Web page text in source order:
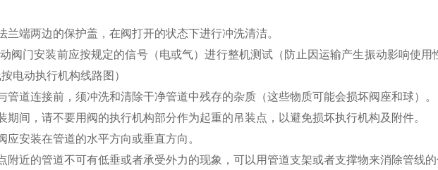
兰端两边的保护盖，在阀打开的状态下进行冲洗清洁。
阀门安装前应按规定的信号（电或气）进行整机测试（防止因运输产生振动影响使用
电动执行机构线路图）
管道连接前，须冲洗和清除干净管道中残存的杂质（这些物质可能会损坏阀座和球）。
期间，请不要用阀的执行机构部分作为起重的吊装点，以避免损坏执行机构及附件。
应安装在管道的水平方向或垂直方向。
附近的管道不可有低垂或者承受外力的现象，可以用管道支架或者支撑物来消除管线的